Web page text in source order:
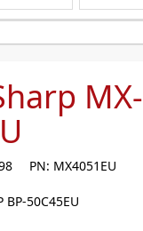
MX-
PN: MX4051EU
BP-50C45EU